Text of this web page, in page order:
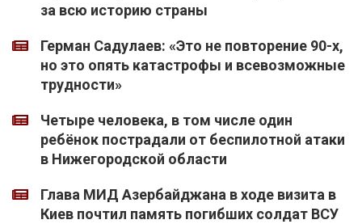
за всю историю страны
Герман Садулаев: «Это не повторение 90-х,
но это опять катастрофы и всевозможные
трудности»
Четыре человека, в том числе один
ребёнок пострадали от беспилотной атаки
в Нижегородской области
Глава МИД Азербайджана в ходе визита в
Киев почтил память погибших солдат ВСУ